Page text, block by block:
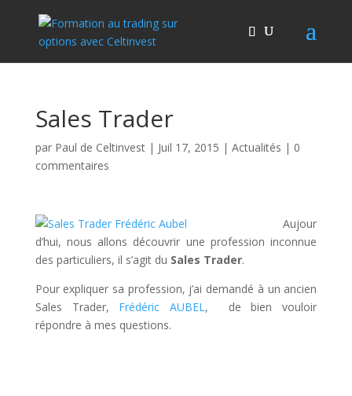
Sales Trader
par Paul de Celtinvest| Juil 17, 2015 | Actualités | 0
commentaires
Aujour
d’hui, nous allons découvrir une profession inconnue
des particuliers, il s’agit du Sales Trader.
Pour expliquer sa profession, j’ai demandé à un ancien
Sales Trader, Frédéric AUBEL, de bien vouloir
répondre à mes questions.